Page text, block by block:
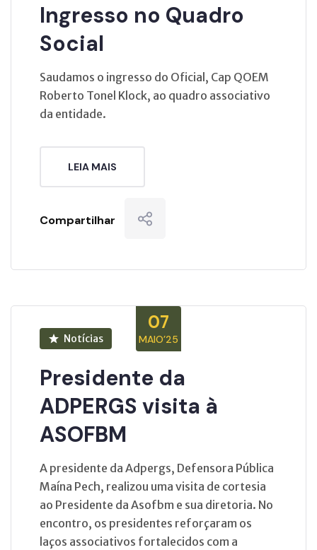
Ingresso no Quadro
Social
Saudamos o ingresso do Oficial, Cap QOEM
Roberto Tonel Klock, ao quadro associativo
da entidade.
LEIA MAIS
Compartilhar
07
MAIO’25
Notícias
Presidente da
ADPERGS visita à
ASOFBM
A presidente da Adpergs, Defensora Pública
Maína Pech, realizou uma visita de cortesia
ao Presidente da Asofbm e sua diretoria. No
encontro, os presidentes reforçaram os
laços associativos fortalecidos com a